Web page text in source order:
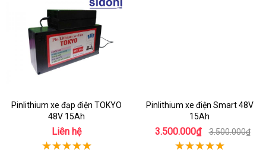
Pinlithium xe đạp điện TOKYO
48V 15Ah
Liên hệ
Pinlithium xe điện Smart 48V
15Ah
3.500.000₫ 3.500.000₫